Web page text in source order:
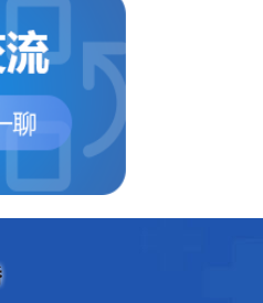
江苏省南京市浦口
高温红色预警
日17时27分继续发布
色预警信号：预计明天